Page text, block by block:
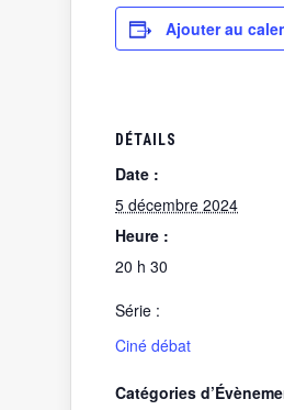
Ajouter au
DÉTAILS
Date :
5 décembre 2024
Heure :
20 h 30
Série :
Ciné débat
Catégories